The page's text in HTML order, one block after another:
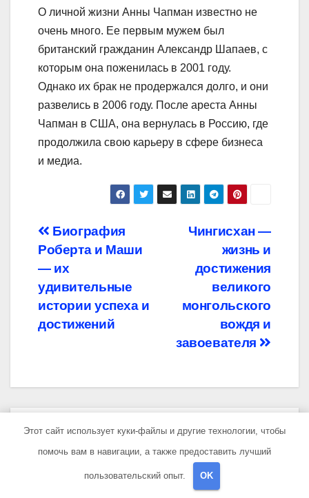
О личной жизни Анны Чапман известно не
очень много. Ее первым мужем был
британский гражданин Александр Шапаев, с
которым она поженилась в 2001 году.
Однако их брак не продержался долго, и они
развелись в 2006 году. После ареста Анны
Чапман в США, она вернулась в Россию, где
продолжила свою карьеру в сфере бизнеса
и медиа.
Навигация
по
записям
Чингисхан —
жизнь и
достижения
великого
монгольского
вождя и
завоевателя
Биография
Роберта и Маши
— их
удивительные
истории успеха и
достижений
Отtravelbox27_
Этот сайт использует куки-файлы и другие технологии, чтобы
помочь вам в навигации, а также предоставить лучший
пользовательский опыт. OK